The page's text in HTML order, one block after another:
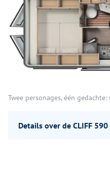
Twee personages, één
Details over de CLIFF